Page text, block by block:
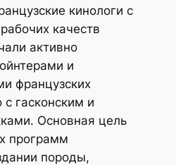
кинологи с
качеств
активно
и
французских
с гасконским и
Основная цель
программ
породы,